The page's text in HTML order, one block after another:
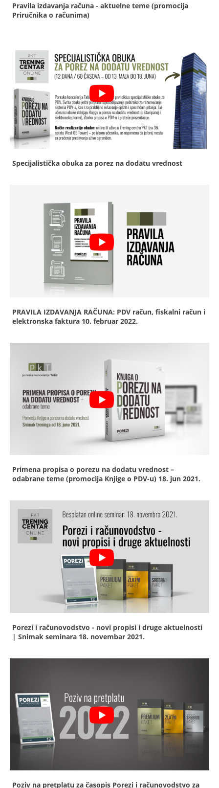
Pravila izdavanja računa - aktuelne teme (promocija
Priručnika o računima)
Specijalistička obuka za porez na dodatu vrednost
PRAVILA IZDAVANJA RAČUNA: PDV račun, fiskalni račun i
elektronska faktura 10. februar 2022.
Primena propisa o porezu na dodatu vrednost –
odabrane teme (promocija Knjige o PDV-u) 18. jun 2021.
Porezi i računovodstvo - novi propisi i druge aktuelnosti
| Snimak seminara 18. novembar 2021.
Poziv na pretplatu za časopis Porezi i računovodstvo za